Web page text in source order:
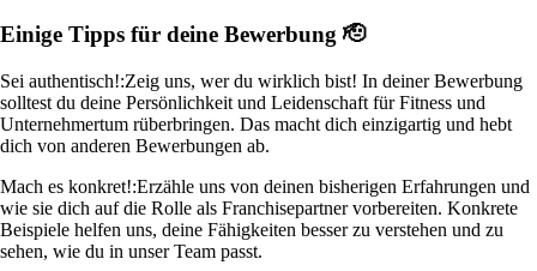
Einige Tipps für deine Bewerbung 🫡
Sei authentisch!:Zeig uns, wer du wirklich bist! In deiner Bewerbung
solltest du deine Persönlichkeit und Leidenschaft für Fitness und
Unternehmertum rüberbringen. Das macht dich einzigartig und hebt
dich von anderen Bewerbungen ab.
Mach es konkret!:Erzähle uns von deinen bisherigen Erfahrungen und
wie sie dich auf die Rolle als Franchisepartner vorbereiten. Konkrete
Beispiele helfen uns, deine Fähigkeiten besser zu verstehen und zu
sehen, wie du in unser Team passt.